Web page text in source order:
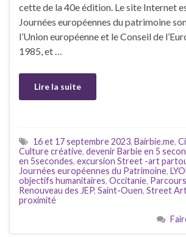
cette de la 40e édition. Le site Internet
Journées européennes du patrimoine
l’Union européenne et le Conseil de
1985, et …
Lire la suite
16 et 17 septembre 2023, Bairbie.me,
Culture créative, devenir Barbie en 5
en 5secondes, excursion Street -art
Journées européennes du Patrimoine,
objectifs humanitaires, Occitanie,
Renouveau des JEP, Saint-Ouen, Street
proximité